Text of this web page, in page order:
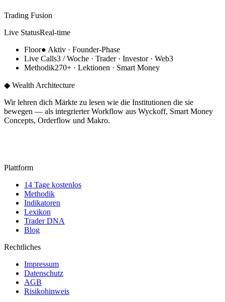
Trading Fusion
Live StatusReal-time
Floor● Aktiv · Founder-Phase
Live Calls3 / Woche · Trader · Investor · Web3
Methodik270+ · Lektionen · Smart Money
◆ Wealth Architecture
Wir lehren dich Märkte zu lesen wie die Institutionen die sie
bewegen — als integrierter Workflow aus Wyckoff, Smart Money
Concepts, Orderflow und Makro.
Plattform
14 Tage kostenlos
Methodik
Indikatoren
Lexikon
Trader DNA
Blog
Rechtliches
Impressum
Datenschutz
AGB
Risikohinweis